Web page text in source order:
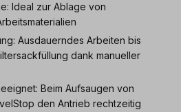
Ideal zur Ablage von
Ausdauerndes Arbeiten bis
dank manueller
Beim Aufsaugen von
den Antrieb rechtzeitig